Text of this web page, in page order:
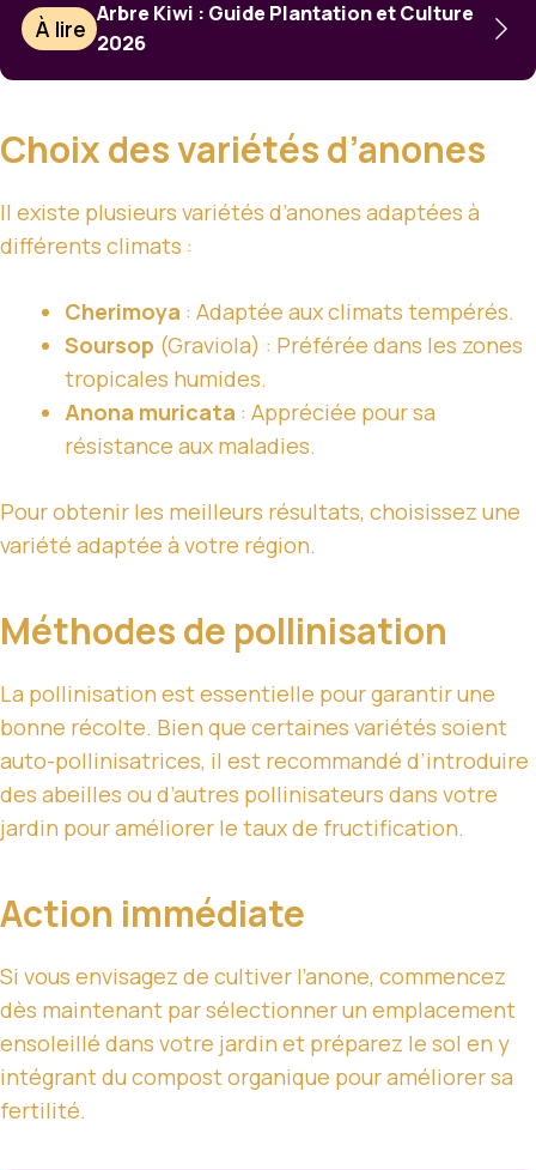
À lire
Arbre Kiwi : Guide Plantation et Culture
2026
Choix des variétés d’anones
Il existe plusieurs variétés d’anones adaptées à
différents climats :
Cherimoya : Adaptée aux climats tempérés.
Soursop (Graviola) : Préférée dans les zones
tropicales humides.
Anona muricata : Appréciée pour sa
résistance aux maladies.
Pour obtenir les meilleurs résultats, choisissez une
variété adaptée à votre région.
Méthodes de pollinisation
La pollinisation est essentielle pour garantir une
bonne récolte. Bien que certaines variétés soient
auto-pollinisatrices, il est recommandé d’introduire
des abeilles ou d’autres pollinisateurs dans votre
jardin pour améliorer le taux de fructification.
Action immédiate
Si vous envisagez de cultiver l’anone, commencez
dès maintenant par sélectionner un emplacement
ensoleillé dans votre jardin et préparez le sol en y
intégrant du compost organique pour améliorer sa
fertilité.